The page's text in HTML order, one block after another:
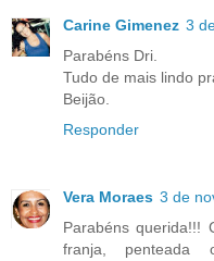
Carine Gimenez 3
Parabéns Dri.
Tudo de mais lindo
Beijão.
Responder
Vera Moraes 3 de
Parabéns querida!!!
franja, penteada